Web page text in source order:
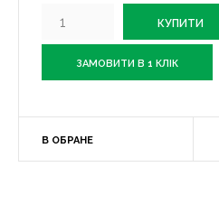
ЗАМОВИТИ В 1 КЛІК
В ОБРАНЕ